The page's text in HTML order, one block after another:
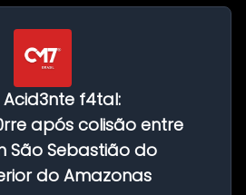
Acid3nte f4tal:
após colisão entre
São Sebastião do
do Amazonas